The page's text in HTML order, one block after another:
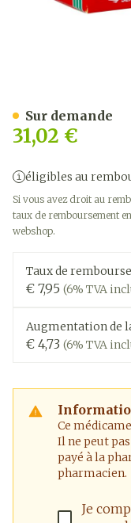
31,02 €
éligibles au
Si vous avez droit au
taux de remboursement
webshop.
Taux de
€ 7,95 (6% TVA
Augmentation de
€ 4,73 (6% TVA
Ce
Il ne peut
payé à la
pharmacien.
Je
Sur demande